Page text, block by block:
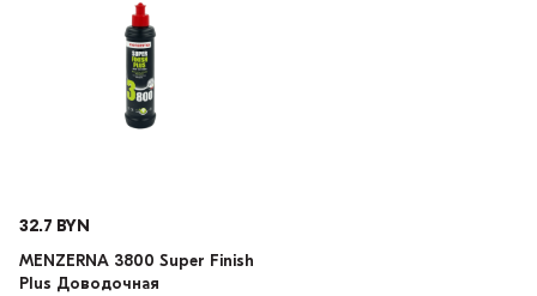
32.7 BYN
MENZERNA 3800 Super Finish
Plus Доводочная